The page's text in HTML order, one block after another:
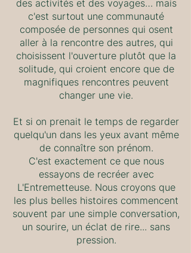
des activités et des voyages… mais
c'est surtout une communauté
composée de personnes qui osent
aller à la rencontre des autres, qui
choisissent l'ouverture plutôt que la
solitude, qui croient encore que de
magnifiques rencontres peuvent
changer une vie.
Et si on prenait le temps de regarder
quelqu'un dans les yeux avant même
de connaître son prénom.
C'est exactement ce que nous
essayons de recréer avec
L'Entremetteuse. Nous croyons que
les plus belles histoires commencent
souvent par une simple conversation,
un sourire, un éclat de rire... sans
pression.